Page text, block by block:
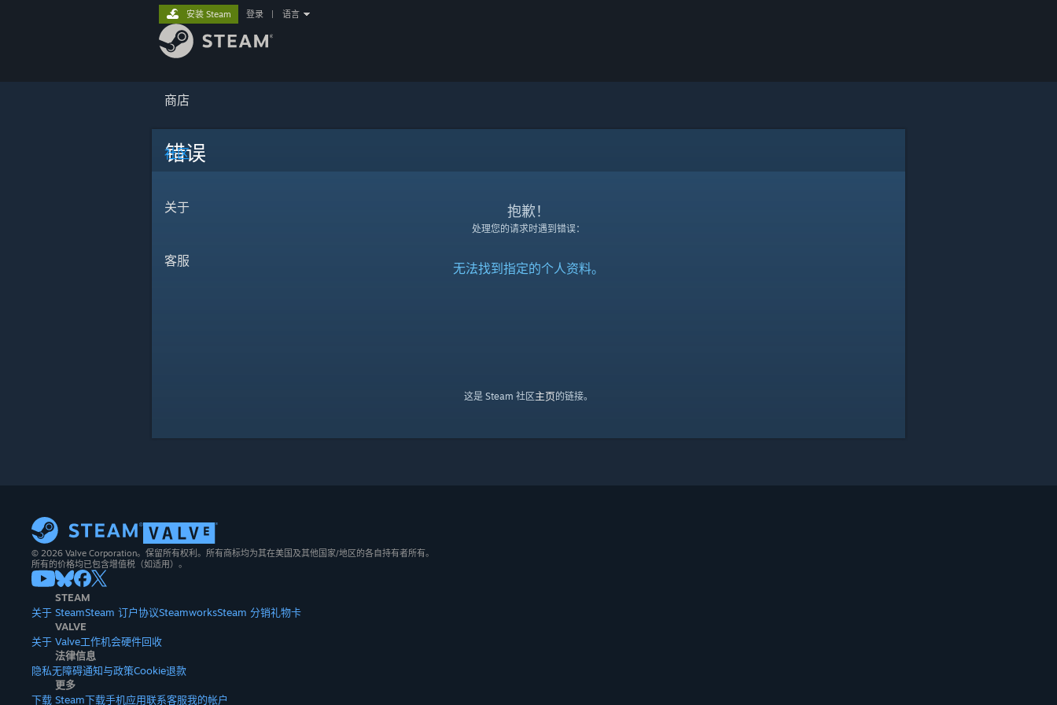
商店
社区
关于
客服
安装 Steam 登录 语言
错误
抱歉！
处理您的请求时遇到错误：
无法找到指定的个人资料。
这是 Steam 社区主页的链接。
© 2026 Valve Corporation。保留所有权利。所有商标均为其在美国及其他国家/地区的各自持有者所有。
所有的价格均已包含增值税（如适用）。
STEAM
关于 SteamSteam 订户协议SteamworksSteam 分销礼物卡
VALVE
关于 Valve工作机会硬件回收
法律信息
隐私无障碍通知与政策Cookie退款
更多
下载 Steam下载手机应用联系客服我的帐户